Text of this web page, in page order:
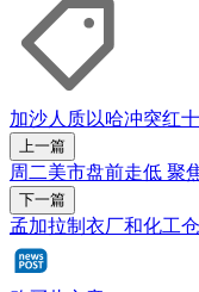
加沙人质以哈冲突红
上一篇
周二美市盘前走低 聚
下一篇
孟加拉制衣厂和化工